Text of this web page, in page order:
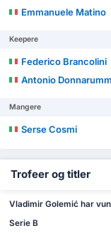
Emmanuele Matino
Keepere
Federico Brancolini
Antonio
Mangere
Serse Cosmi
Trofeer og titler
Vladimir Golemić har
Serie B